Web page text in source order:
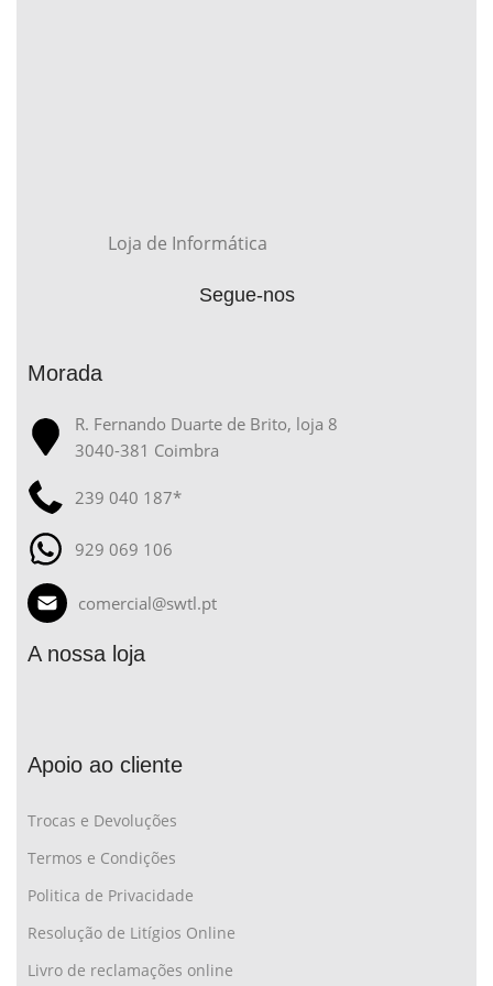
Loja de Informática
Segue-nos
Morada
R. Fernando Duarte de Brito, loja 8
3040-381 Coimbra
239 040 187*
929 069 106
comercial@swtl.pt
A nossa loja
Apoio ao cliente
Trocas e Devoluções
Termos e Condições
Politica de Privacidade
Resolução de Litígios Online
Livro de reclamações online